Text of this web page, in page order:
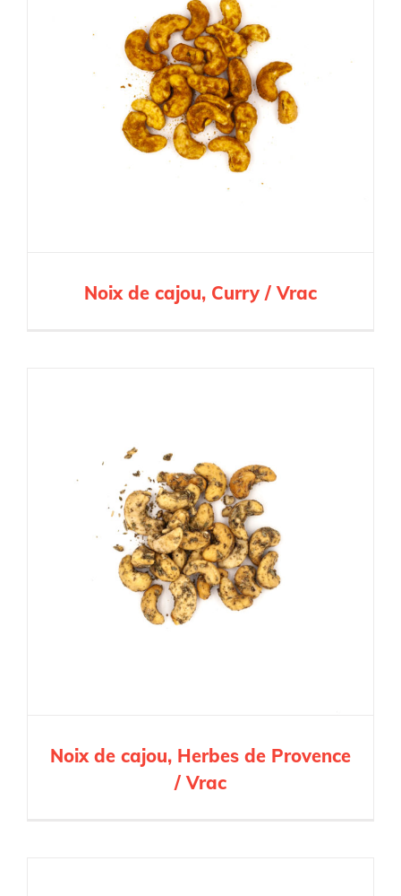
Noix de cajou, Curry / Vrac
Noix de cajou, Herbes de Provence
/ Vrac